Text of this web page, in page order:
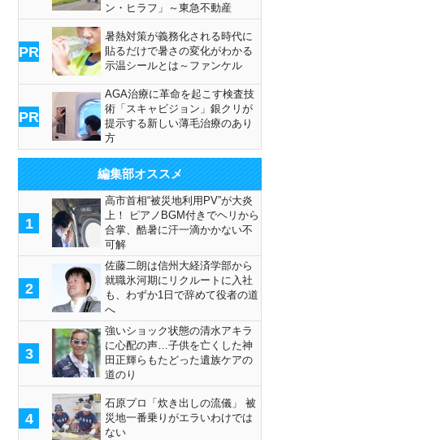
ン・ヒラフ」～東急不動産
PR
暑熱対策が義務化される時代に
貼るだけで暑さの変化がわかる
示温シールとは～ファンケル
PR
AGA治療に革命を起こす検査技
術「スキャビジョン」銀クリが
提示する新しい薄毛治療のあり
方
編集部オススメ
1
高市首相“被災地利用PV”が大炎
上！ ピアノBGM付きでヘリから
合掌、酷暑に汗一滴かかない不
可解
2
佐藤二朗は信州大経済学部から
就職氷河期にリクルートに入社
も、わずか1日で辞めて役者の道
へ
3
強いショック状態の清水アキラ
に心配の声…子供を亡くした神
田正輝らもたどった遺族ケアの
道のり
4
石原プロ「炊き出しの流儀」 被
災地一番乗りがエラいわけでは
ない